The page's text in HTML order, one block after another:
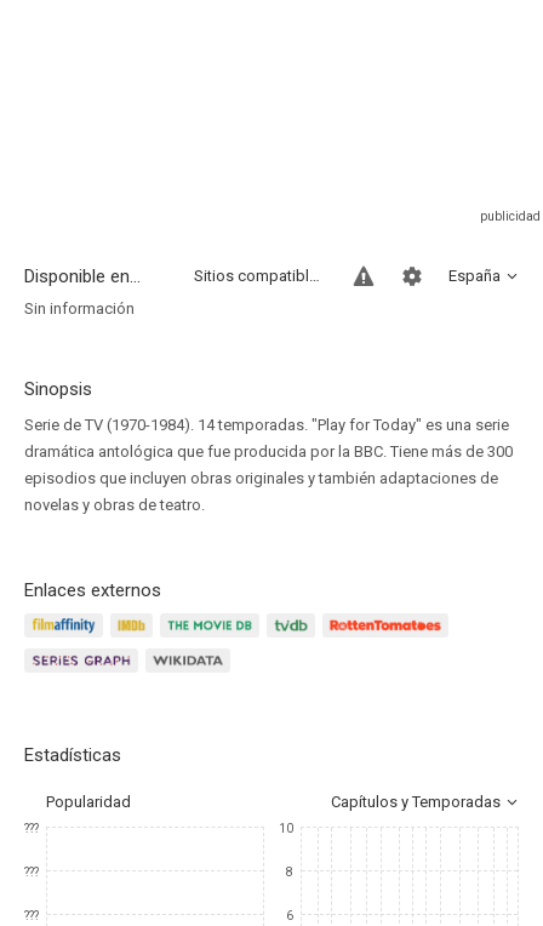
Disponible en... España
Sitios compatibles
Sin información
Sinopsis
Serie de TV (1970-1984). 14 temporadas. "Play for Today" es una serie
dramática antológica que fue producida por la BBC. Tiene más de 300
episodios que incluyen obras originales y también adaptaciones de
novelas y obras de teatro.
Enlaces externos
Estadísticas
Popularidad Capítulos y Temporadas
???
???
???
10
8
6